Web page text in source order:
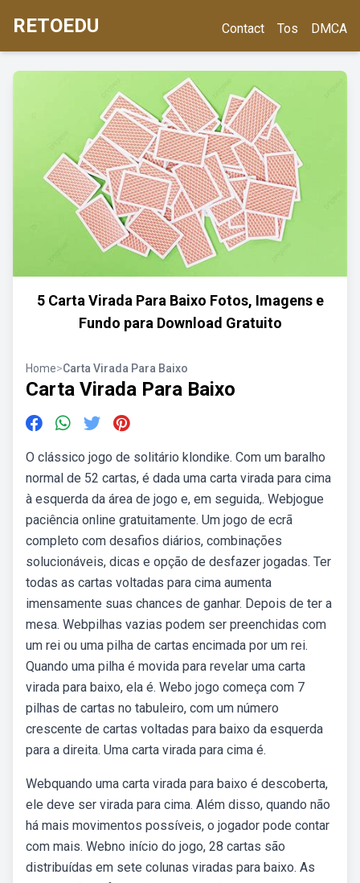
RETOEDU Contact Tos DMCA
5 Carta Virada Para Baixo Fotos, Imagens e
Fundo para Download Gratuito
Home>Carta Virada Para Baixo
Carta Virada Para Baixo
O clássico jogo de solitário klondike. Com um baralho
normal de 52 cartas, é dada uma carta virada para cima
à esquerda da área de jogo e, em seguida,. Webjogue
paciência online gratuitamente. Um jogo de ecrã
completo com desafios diários, combinações
solucionáveis, dicas e opção de desfazer jogadas. Ter
todas as cartas voltadas para cima aumenta
imensamente suas chances de ganhar. Depois de ter a
mesa. Webpilhas vazias podem ser preenchidas com
um rei ou uma pilha de cartas encimada por um rei.
Quando uma pilha é movida para revelar uma carta
virada para baixo, ela é. Webo jogo começa com 7
pilhas de cartas no tabuleiro, com um número
crescente de cartas voltadas para baixo da esquerda
para a direita. Uma carta virada para cima é.
Webquando uma carta virada para baixo é descoberta,
ele deve ser virada para cima. Além disso, quando não
há mais movimentos possíveis, o jogador pode contar
com mais. Webno início do jogo, 28 cartas são
distribuídas em sete colunas viradas para baixo. As